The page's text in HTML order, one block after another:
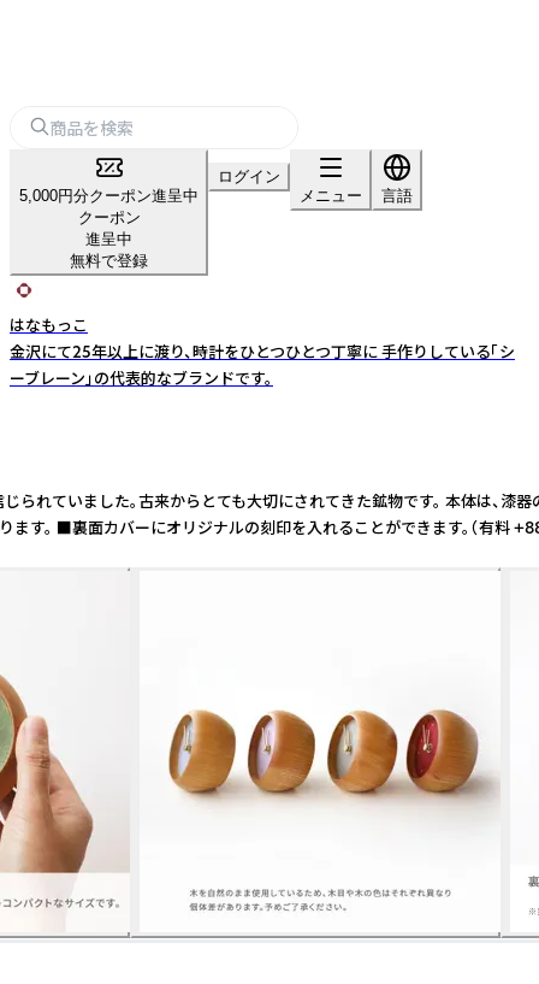
5,000円分クーポン進呈中
クーポン
進呈中
無料で登録
ログイン
メニュー
言語
はなもっこ
金沢にて25年以上に渡り、時計をひとつひとつ丁寧に 手作りしている「シ
ーブレーン」の代表的なブランドです。
いました。古来からとても大切にされてきた鉱物です。 本体は
■裏面カバーにオリジナルの刻印を入れることができます。（有料